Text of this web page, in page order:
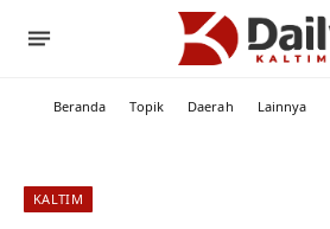
Beranda Topik Daerah Lainnya
KALTIM